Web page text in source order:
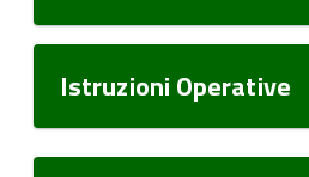
Istruzioni Operative